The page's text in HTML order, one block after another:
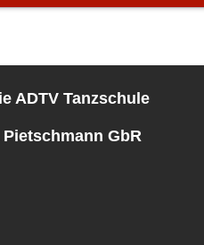
ADTV Tanzschule
GbR